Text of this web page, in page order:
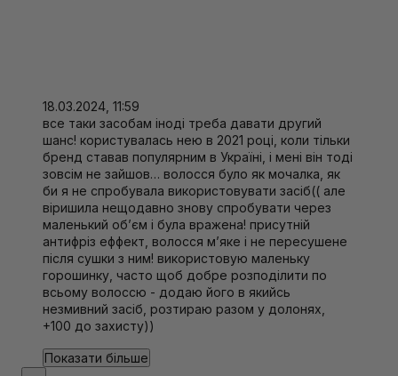
18.03.2024, 11:59
все таки засобам іноді треба давати другий
шанс! користувалась нею в 2021 році, коли тільки
бренд ставав популярним в Україні, і мені він тоді
зовсім не зайшов… волосся було як мочалка, як
би я не спробувала використовувати засіб(( але
віришила нещодавно знову спробувати через
маленький обʼєм і була вражена! присутній
антифріз еффект, волосся мʼяке і не пересушене
після сушки з ним! використовую маленьку
горошинку, часто щоб добре розподілити по
всьому волоссю - додаю його в якийсь
незмивний засіб, розтираю разом у долонях,
+100 до захисту))
Показати більше